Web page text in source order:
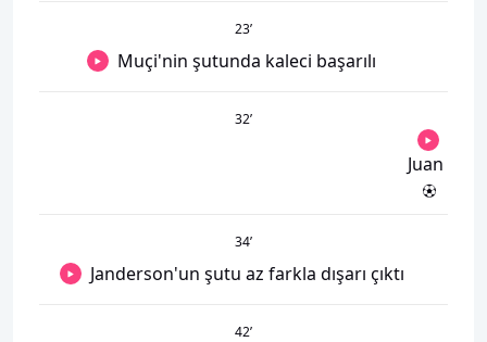
23’
Muçi'nin şutunda kaleci başarılı
32’
Juan
34’
Janderson'un şutu az farkla dışarı çıktı
42’